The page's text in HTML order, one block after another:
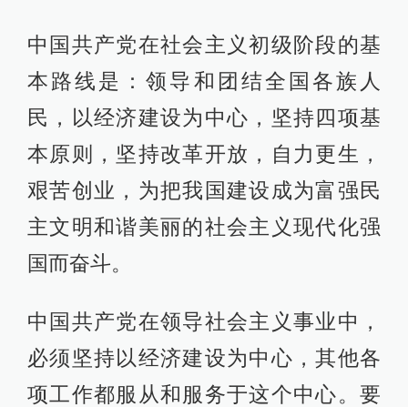
中国共产党在社会主义初级阶段的基
本路线是：领导和团结全国各族人
民，以经济建设为中心，坚持四项基
本原则，坚持改革开放，自力更生，
艰苦创业，为把我国建设成为富强民
主文明和谐美丽的社会主义现代化强
国而奋斗。
中国共产党在领导社会主义事业中，
必须坚持以经济建设为中心，其他各
项工作都服从和服务于这个中心。要